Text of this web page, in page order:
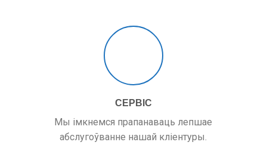
СЕРВІС
Мы імкнемся прапанаваць лепшае
абслугоўванне нашай кліентуры.